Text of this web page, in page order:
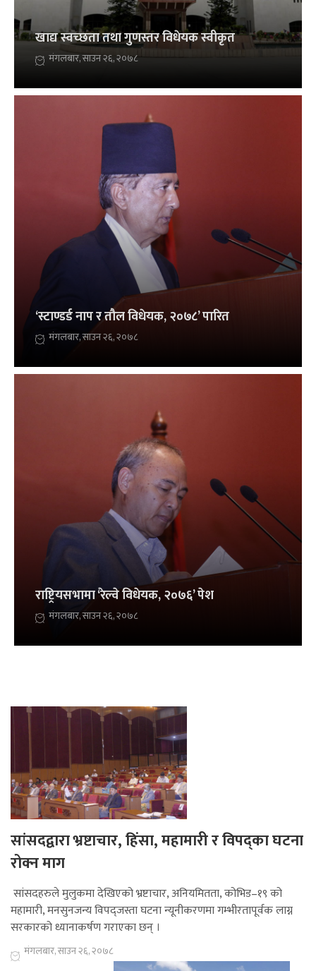
खाद्य स्वच्छता तथा गुणस्तर विधेयक स्वीकृत
मंगलबार, साउन २६, २०७८
‘स्टाण्डर्ड नाप र तौल विधेयक, २०७८’ पारित
मंगलबार, साउन २६, २०७८
राष्ट्रियसभामा ‘रेल्वे विधेयक, २०७६’ पेश
मंगलबार, साउन २६, २०७८
सांसदद्वारा भ्रष्टाचार, हिंसा, महामारी र विपद्का घटना
रोक्न माग
सांसदहरुले मुलुकमा देखिएको भ्रष्टाचार, अनियमितता, कोभिड–१९ को
महामारी, मनसुनजन्य विपद्जस्ता घटना न्यूनीकरणमा गम्भीरतापूर्वक लाग्न
सरकारको ध्यानाकर्षण गराएका छन् ।
मंगलबार, साउन २६, २०७८